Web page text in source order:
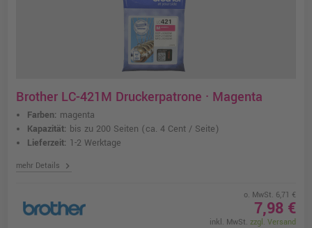
Brother LC-421M Druckerpatrone · Magenta
Farben: magenta
Kapazität: bis zu 200 Seiten (ca. 4 Cent / Seite)
Lieferzeit: 1-2 Werktage
mehr Details chevron_right
o. MwSt. 6,71 €
7,98 €
inkl. MwSt. zzgl. Versand